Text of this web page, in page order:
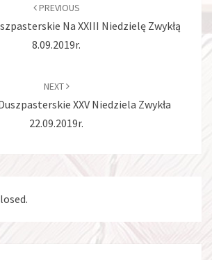
PREVIOUS
Na XXIII Niedzielę Zwykłą
8.09.2019r.
NEXT
XXV Niedziela Zwykła
22.09.2019r.